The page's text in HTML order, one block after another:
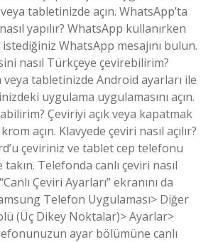
tabletinizde açın. WhatsApp’ta
yapılır? WhatsApp kullanırken
WhatsApp mesajını bulun.
nasıl Türkçeye çevirebilirim?
tabletinizde Android ayarları ile
uygulama uygulamasını açın.
Çeviriyi açık veya kapatmak
açın. Klavyede çeviri nasıl açılır?
çeviriniz ve tablet cep telefonu
Telefonda canlı çeviri nasıl
Çeviri Ayarları” ekranını da
Telefon Uygulaması> Diğer
(Üç Dikey Noktalar)> Ayarlar>
ayar bölümüne canlı